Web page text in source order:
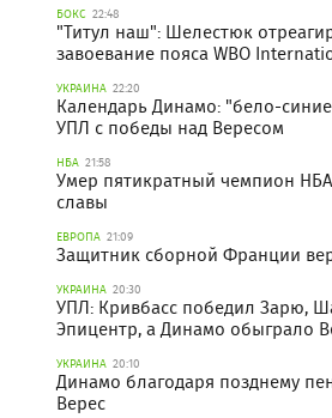
БОКС 22:48
"Титул наш": Шелестюк
завоевание пояса WBO
УКРАИНА 22:20
Календарь Динамо: "бело-
УПЛ с победы над Вересом
НБА 21:58
Умер пятикратный чемпион
славы
ЕВРОПА 21:09
Защитник сборной Франции
УКРАИНА 20:30
УПЛ: Кривбасс победил Зарю,
Эпицентр, а Динамо обыграло
УКРАИНА 20:10
Динамо благодаря позднему
Верес